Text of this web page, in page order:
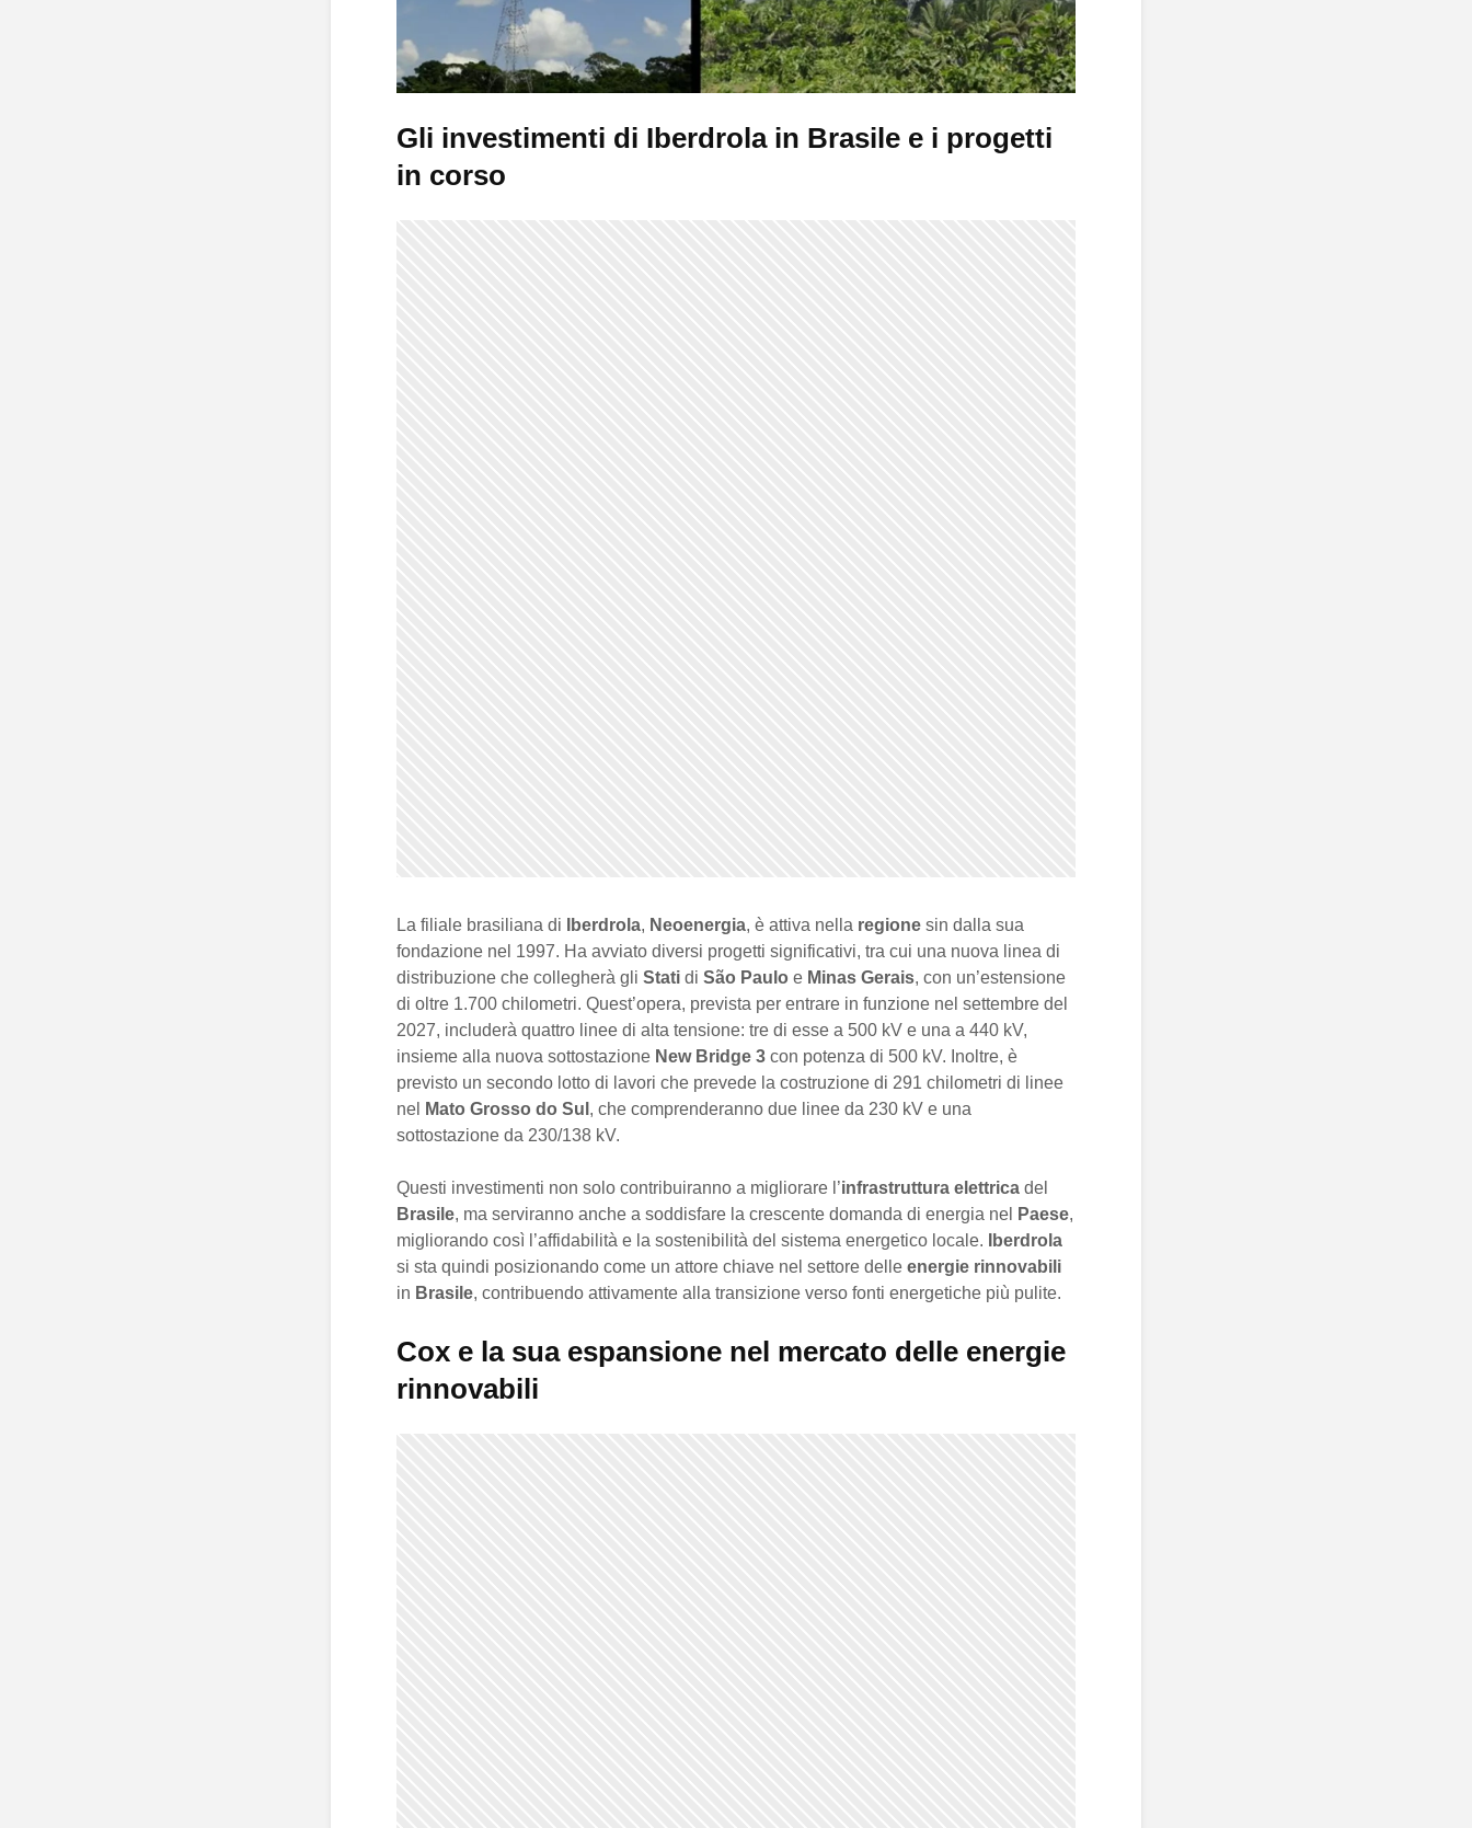
Gli investimenti di Iberdrola in Brasile e i progetti
in corso
La filiale brasiliana di Iberdrola, Neoenergia, è attiva nella regione sin dalla sua
fondazione nel 1997. Ha avviato diversi progetti significativi, tra cui una nuova linea di
distribuzione che collegherà gli Stati di São Paulo e Minas Gerais, con un’estensione
di oltre 1.700 chilometri. Quest’opera, prevista per entrare in funzione nel settembre del
2027, includerà quattro linee di alta tensione: tre di esse a 500 kV e una a 440 kV,
insieme alla nuova sottostazione New Bridge 3 con potenza di 500 kV. Inoltre, è
previsto un secondo lotto di lavori che prevede la costruzione di 291 chilometri di linee
nel
Mato Grosso do Sul , che comprenderanno due linee da 230 kV e una
sottostazione da 230/138 kV.
Questi investimenti non solo contribuiranno a migliorare l’infrastruttura elettrica del
Brasile, ma serviranno anche a soddisfare la crescente domanda di energia nel Paese,
migliorando così l’affidabilità e la sostenibilità del sistema energetico locale.
Iberdrola
si sta quindi posizionando come un attore chiave nel settore delle energie rinnovabili
in Brasile, contribuendo attivamente alla transizione verso fonti energetiche più pulite.
Cox e la sua espansione nel mercato delle energie
rinnovabili